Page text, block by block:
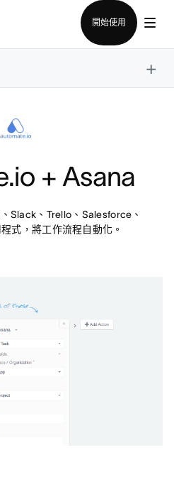
開始使用
×
+ Asana
Slack、Trello、Salesforce、
式，將工作流程自動化。